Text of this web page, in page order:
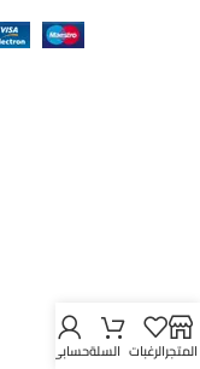
المتجرالرغبات السلةحسابي